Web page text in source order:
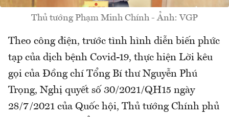
Thủ tướng Phạm Minh Chính - Ảnh: VGP
Theo công điện, trước tình hình diễn biến phức
tạp của dịch bệnh Covid-19, thực hiện Lời kêu
gọi của Đồng chí Tổng Bí thư Nguyễn Phú
Trọng, Nghị quyết số 30/2021/QH15 ngày
28/7/2021 của Quốc hội, Thủ tướng Chính phủ